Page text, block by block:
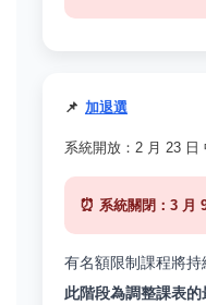
📌 加退選
系統開放：2 月 23 日
⏰ 系統關閉：3 月
有名額限制課程將持
此階段為調整課表的